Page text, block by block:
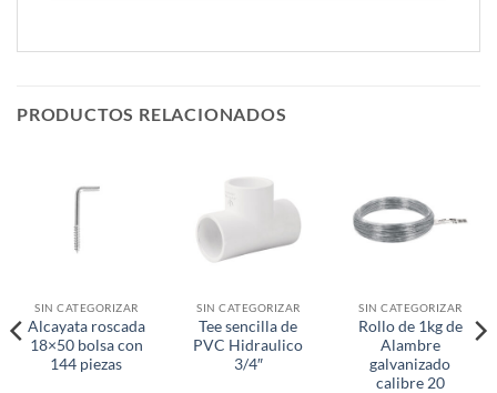
PRODUCTOS RELACIONADOS
SIN CATEGORIZAR
Alcayata roscada
18×50 bolsa con
144 piezas
SIN CATEGORIZAR
Tee sencilla de
PVC Hidraulico
3/4″
SIN CATEGORIZAR
Rollo de 1kg de
Alambre
galvanizado
calibre 20